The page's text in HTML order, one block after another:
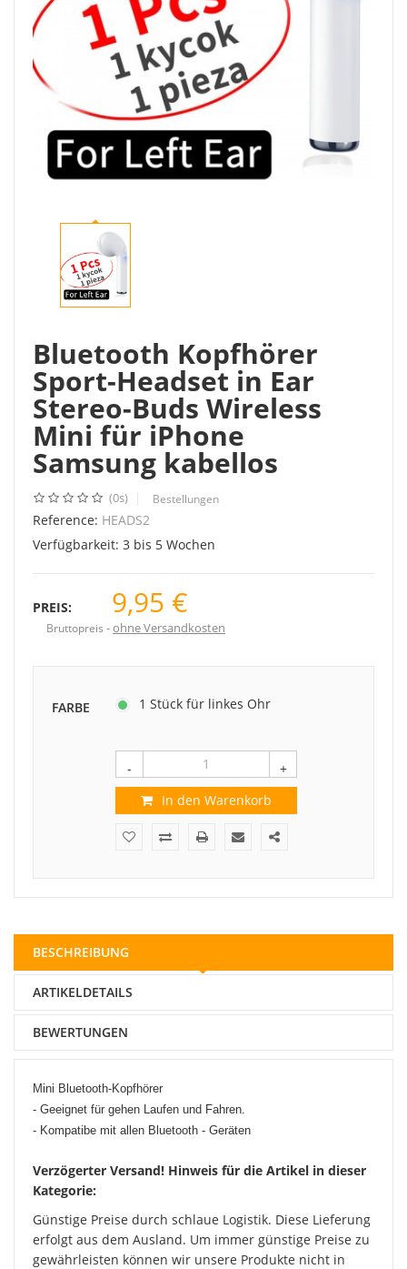
Bluetooth Kopfhörer
Sport-Headset in Ear
Stereo-Buds Wireless
Mini für iPhone
Samsung kabellos
(0s) Bestellungen
Reference: HEADS2
Verfügbarkeit: 3 bis 5 Wochen
PREIS: 9,95 €
Bruttopreis ohne Versandkosten
FARBE 1 Stück für linkes Ohr
-
+
In den Warenkorb
BESCHREIBUNG
ARTIKELDETAILS
BEWERTUNGEN
Mini Bluetooth-Kopfhörer
- Geeignet für gehen Laufen und Fahren.
- Kompatibe mit allen Bluetooth - Geräten
Verzögerter Versand! Hinweis für die Artikel in dieser
Kategorie:
Günstige Preise durch schlaue Logistik. Diese Lieferung
erfolgt aus dem Ausland. Um immer günstige Preise zu
gewährleisten können wir unsere Produkte nicht in